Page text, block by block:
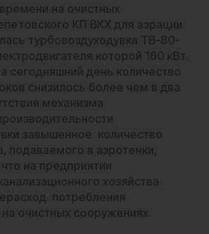
на очистных
КП ВКХ для аэрации
турбовоздуходувка ТВ-80-
которой 160 кВт.
сегодняшний день количество
снизилось более чем в два
механизма
завышенное количество
подаваемого в аэротенки,
на предприятии
хозяйства
потребления
очистных сооружениях.